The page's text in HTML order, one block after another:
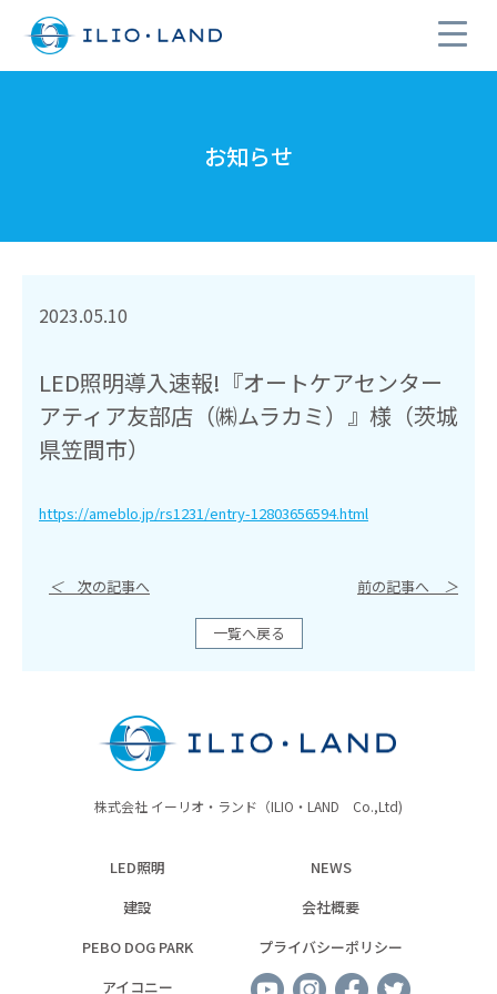
お知らせ
2023.05.10
LED照明導入速報!『オートケアセンター
アティア友部店（㈱ムラカミ）』様（茨城
県笠間市）
https://ameblo.jp/rs1231/entry-12803656594.html
＜次の記事へ 前の記事へ ＞
一覧へ戻る
株式会社 イーリオ・ランド（ILIO・LAND Co.,Ltd)
LED照明
建設
PEBO DOG PARK
アイコニー
NEWS
会社概要
プライバシーポリシー